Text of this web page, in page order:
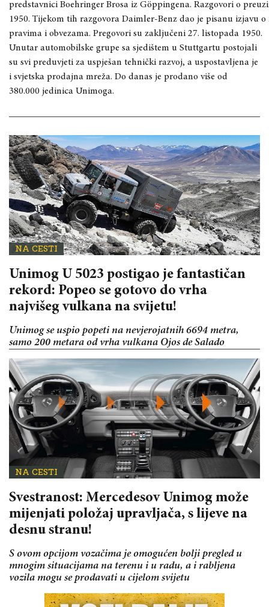
predstavnici Boehringer Brosa iz Göppingena. Razgovori o
1950. Tijekom tih razgovora Daimler-Benz dao je pisanu izjavu
pravima i obvezama. Pregovori su zaključeni 27. listopada 1950.
Unutar automobilske grupe sa sjedištem u Stuttgartu postojali
su svi preduvjeti za uspješan tehnički razvoj, a uspostavljena je
i svjetska prodajna mreža. Do danas je prodano više od
380.000 jedinica Unimoga.
NA CESTI
Unimog U 5023 postigao je fantastičan
rekord: Popeo se gotovo do vrha
najvišeg vulkana na svijetu!
Unimog se uspio popeti na nevjerojatnih 6694 metra,
samo 200 metara od vrha vulkana Ojos de Salado
NA CESTI
Svestranost: Mercedesov Unimog može
mijenjati položaj upravljača, s lijeve na
desnu stranu!
S ovom opcijom vozačima je omogućen bolji pregled u
mnogim situacijama na terenu i u radu, a i rabljena
vozila mogu se prodavati u cijelom svijetu